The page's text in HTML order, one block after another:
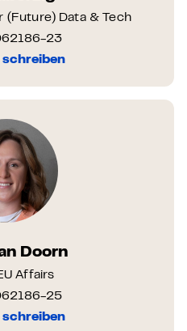
(Future) Data & Tech
23
Doorn
Affairs
25